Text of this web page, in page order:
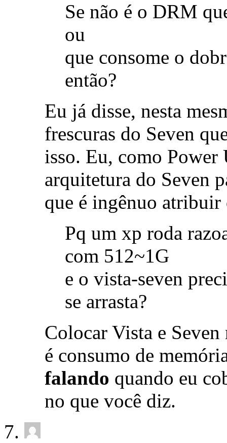
Se não é o DRM
ou
que consome o
então?
Eu já disse, nesta
frescuras do Seven
isso. Eu, como Power
arquitetura do Seven
que é ingênuo
Pq um xp roda
com 512~1G
e o vista-seven
se arrasta?
Colocar Vista e Seven
é consumo de
falando quando eu
no que você diz.